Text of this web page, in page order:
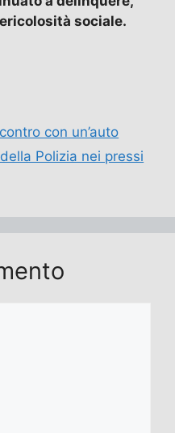
sociale.
con un’auto
Polizia nei pressi